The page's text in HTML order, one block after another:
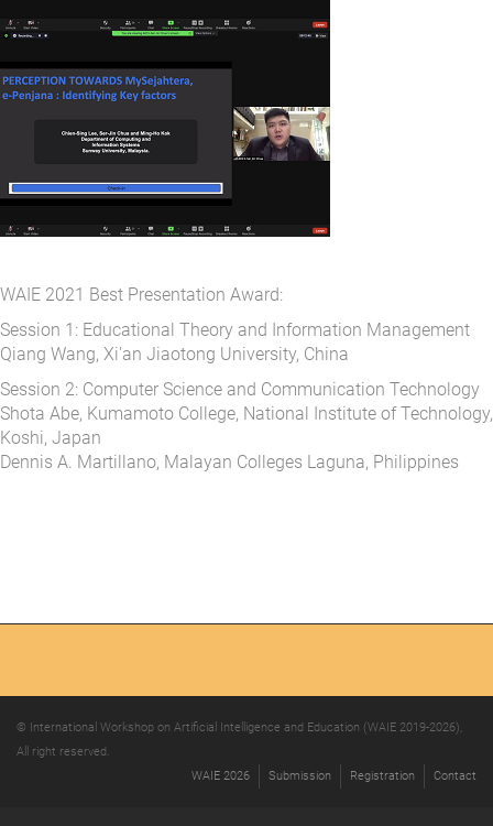
WAIE 2021 Best Presentation Award:
Session 1: Educational Theory and Information Management
Qiang Wang, Xi'an Jiaotong University, China
Session 2: Computer Science and Communication Technology
Shota Abe, Kumamoto College, National Institute of Technology,
Koshi, Japan
Dennis A. Martillano, Malayan Colleges Laguna, Philippines
© International Workshop on Artificial Intelligence and Education (WAIE 2019-2026),
All right reserved.
WAIE 2026
Submission Registration Contact